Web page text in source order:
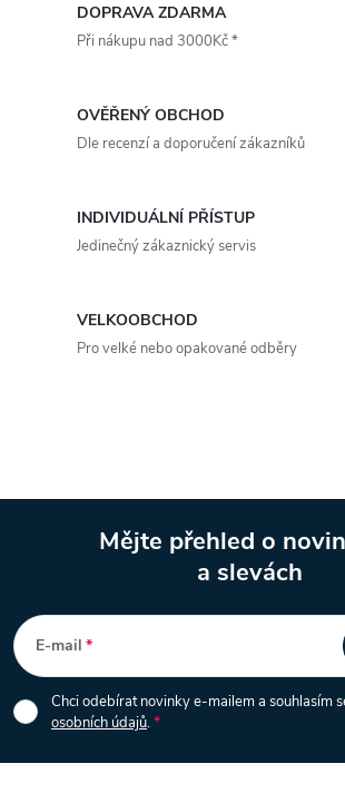
y
p
i
s
u
DOPRAVA ZDARMA
Při nákupu nad 3000Kč *
OVĚŘENÝ OBCHOD
Dle recenzí a doporučení zákazníků
INDIVIDUÁLNÍ PŘÍSTUP
Jedinečný zákaznický servis
VELKOOBCHOD
Pro velké nebo opakované odběry
á
p
a
Mějte přehled o
a slevách
E-mail
Chci odebírat novinky e-mailem a souhlasím
osobních údajů.